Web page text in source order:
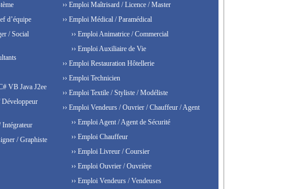
d’équipe
/ Social
VB Java J2ee
Développeur
Intégrateur
/ Graphiste
›› Emploi Maîtrisard / Licence / Master
›› Emploi Médical / Paramédical
›› Emploi Animatrice / Commercial
›› Emploi Auxiliaire de Vie
›› Emploi Restauration Hôtellerie
›› Emploi Technicien
›› Emploi Textile / Styliste / Modéliste
›› Emploi Vendeurs / Ouvrier / Chauffeur / Agent
›› Emploi Agent / Agent de Sécurité
›› Emploi Chauffeur
›› Emploi Livreur / Coursier
›› Emploi Ouvrier / Ouvrière
›› Emploi Vendeurs / Vendeuses